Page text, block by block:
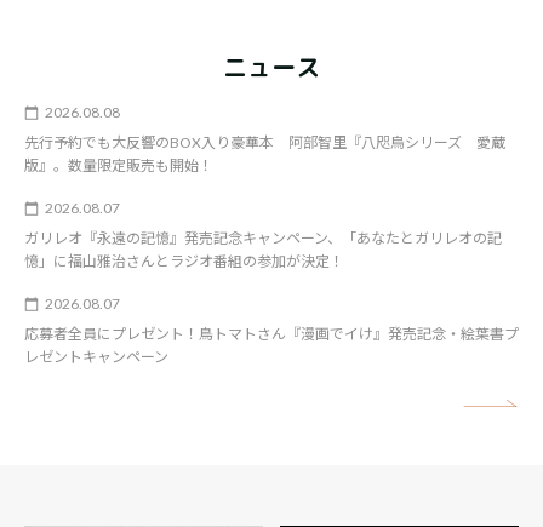
ニュース
2026.08.08
先行予約でも大反響のBOX入り豪華本 阿部智里『八咫烏シリーズ 愛蔵
版』。数量限定販売も開始！
2026.08.07
ガリレオ『永遠の記憶』発売記念キャンペーン、「あなたとガリレオの記
憶」に福山雅治さんとラジオ番組の参加が決定！
2026.08.07
応募者全員にプレゼント！鳥トマトさん『漫画でイけ』発売記念・絵葉書プ
レゼントキャンペーン